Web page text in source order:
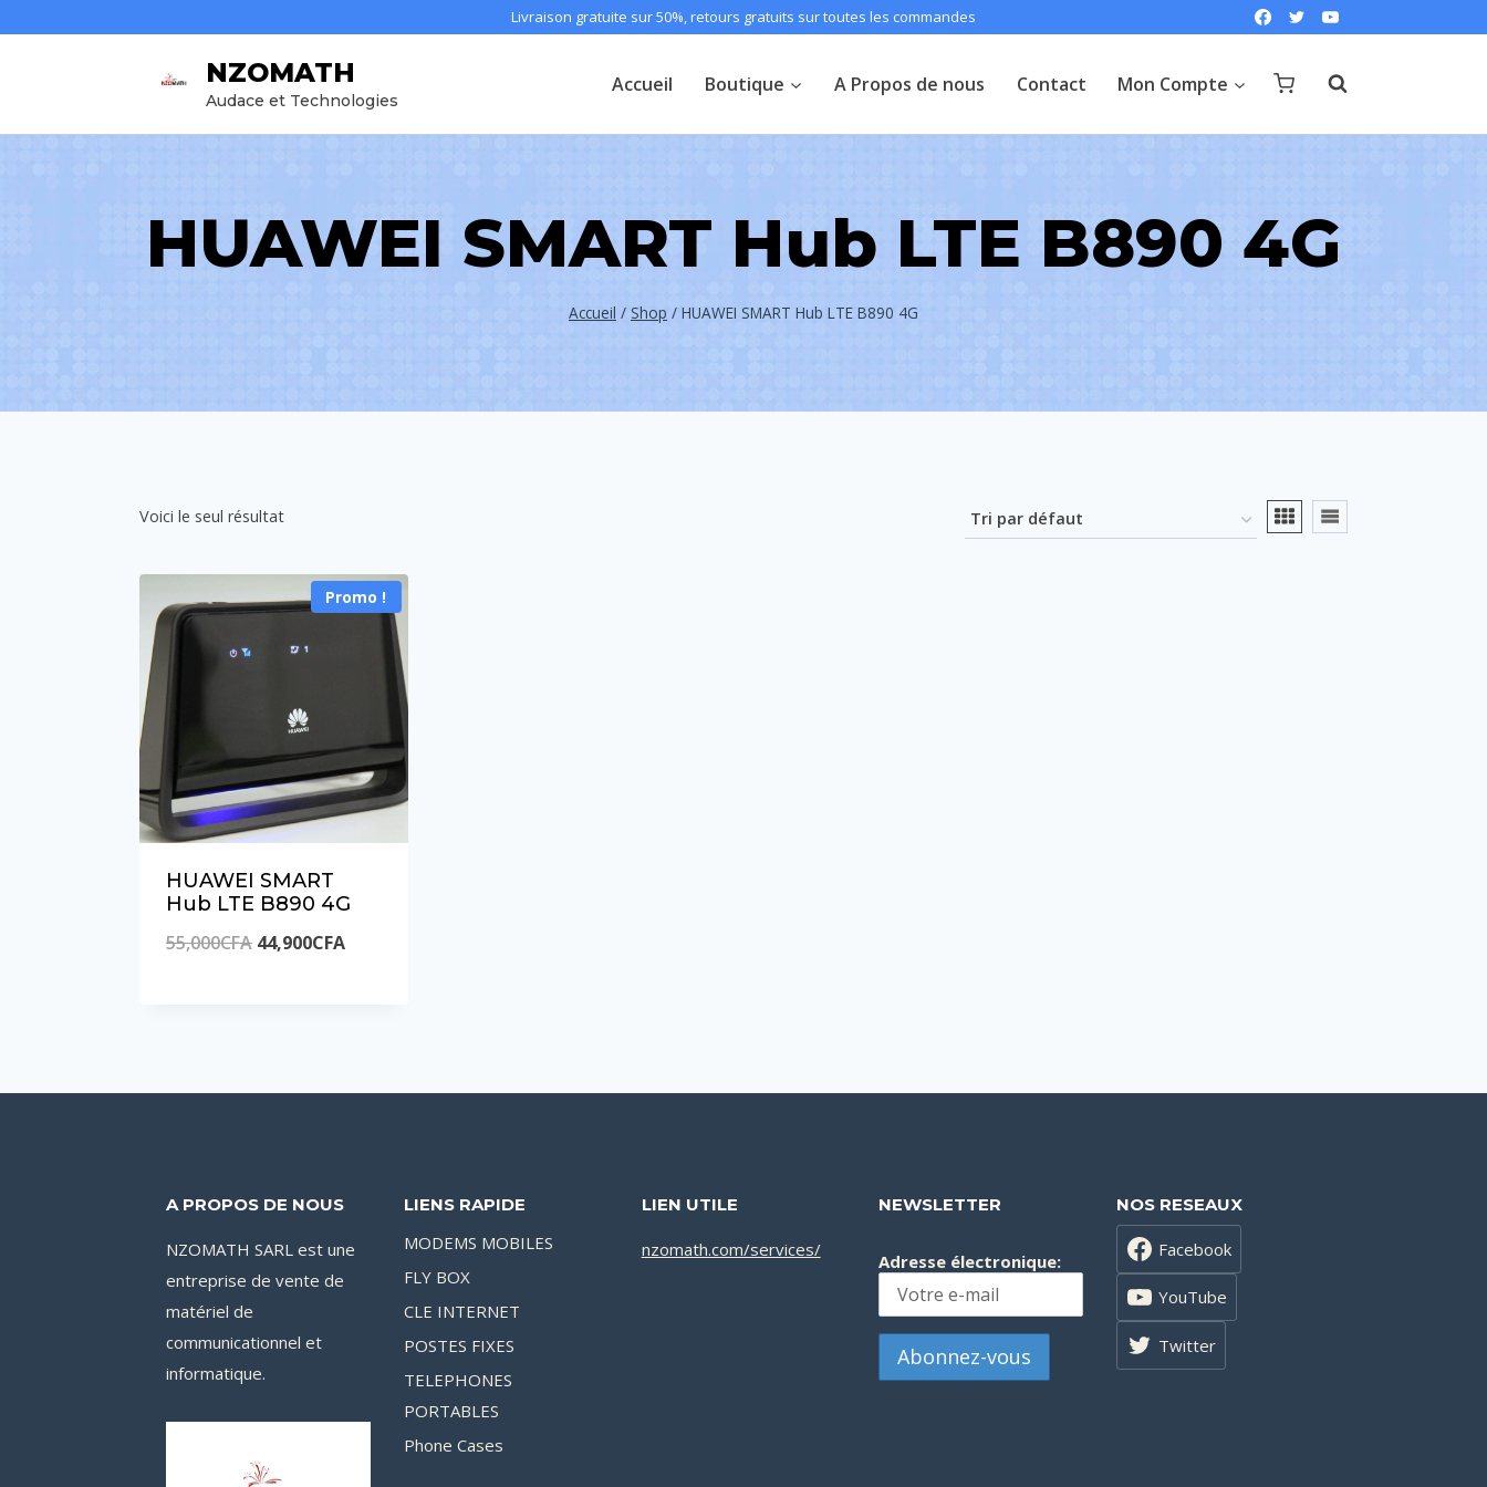
Livraison gratuite sur 50%, retours gratuits sur toutes les commandes
NZOMATH
Audace et Technologies
Accueil Boutique A Propos de nous Contact Mon Compte
HUAWEI SMART Hub LTE B890 4G
Accueil / Shop / HUAWEI SMART Hub LTE B890 4G
Voici le seul résultat
Promo !
HUAWEI SMART
Hub LTE B890 4G
55,000CFA Le
44,900CFALe
A PROPOS DE NOUS
NZOMATH SARL est une
entreprise de vente de
matériel de
communicationnel et
informatique.
LIENS RAPIDE
MODEMS MOBILES
FLY BOX
CLE INTERNET
POSTES FIXES
TELEPHONES
PORTABLES
Phone Cases
LIEN UTILE
nzomath.com/services/
NEWSLETTER
Adresse électronique:
NOS RESEAUX
Facebook
YouTube
Twitter